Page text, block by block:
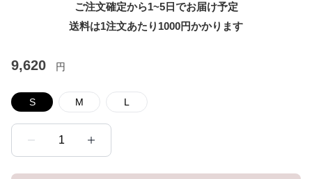
ご注文確定から1~5日でお届け予定
送料は1注文あたり 1000円かかります
9,620 円
S M L
1